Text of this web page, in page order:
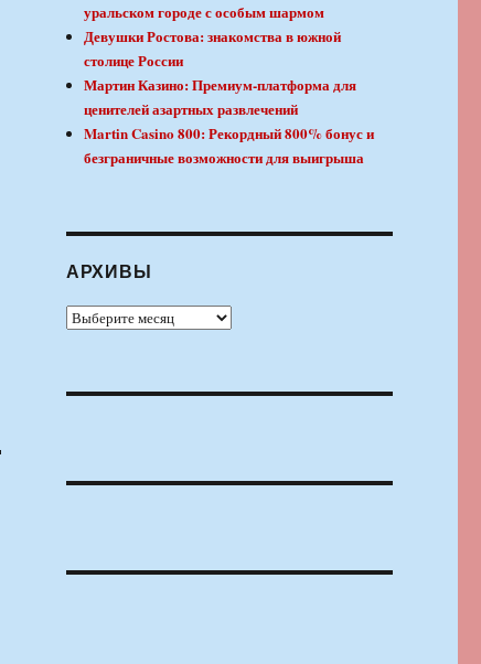
уральском городе с особым шармом
Девушки Ростова: знакомства в южной
столице России
Мартин Казино: Премиум-платформа для
ценителей азартных развлечений
Martin Casino 800: Рекордный 800% бонус и
безграничные возможности для выигрыша
АРХИВЫ
Архивы